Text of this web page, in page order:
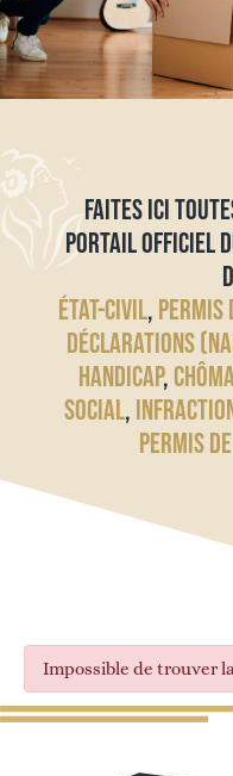
FAITES ICI
PORTAIL OFFICIEL
ÉTAT-CIVIL, PERMIS
DÉCLARATIONS
HANDICAP,
SOCIAL,
PERMIS
Impossible de trouver